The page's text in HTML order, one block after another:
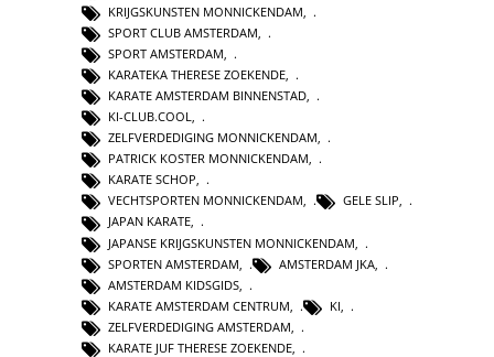
KRIJGSKUNSTEN MONNICKENDAM
SPORT CLUB AMSTERDAM
SPORT AMSTERDAM
KARATEKA THERESE ZOEKENDE,
KARATE AMSTERDAM BINNENSTAD,
KI-CLUB.COOL,
ZELFVERDEDIGING MONNICKENDAM,
PATRICK KOSTER MONNICKENDAM,
KARATE SCHOP,
VECHTSPORTEN MONNICKENDAM, GELE SLIP,
JAPAN KARATE,
JAPANSE KRIJGSKUNSTEN MONNICKENDAM
SPORTEN AMSTERDAM
AMSTERDAM JKA
AMSTERDAM KIDSGIDS
KARATE AMSTERDAM CENTRUM
KI
ZELFVERDEDIGING AMSTERDAM
KARATE JUF THERESE ZOEKENDE